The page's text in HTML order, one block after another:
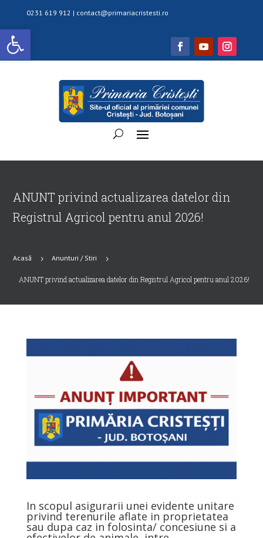
Deschide bara de unelte
0231 619 912 | contact@primariacristesti.ro
ANUNT privind actualizarea datelor din
Registrul Agricol pentru anul 2026!
Acasă 5 Anunturi / Stiri 5
ANUNT privind actualizarea datelor din Registrul Agricol pentru anul 2026!
In scopul asigurarii unei evidente unitare
privind terenurile aflate in proprietatea
sau dupa caz in folosinta/ concesiune si a